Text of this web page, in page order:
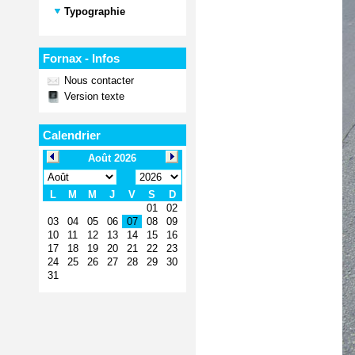
Typographie
Fornax - Infos
Nous contacter
Version texte
Calendrier